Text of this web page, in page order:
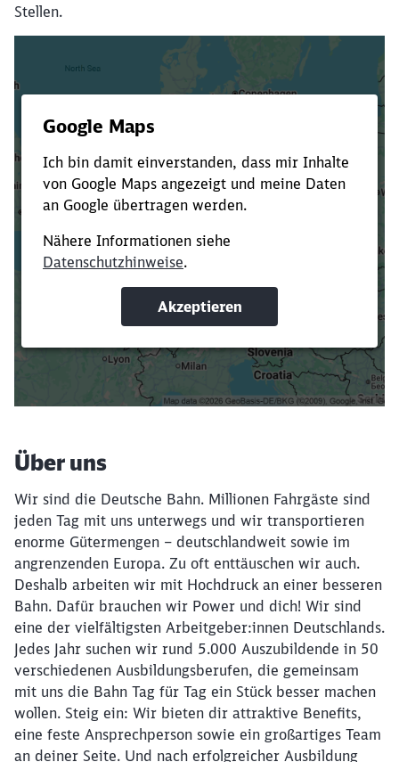
Stellen.
Verkürze die Ladezeit, indem du Suchbegriffe
oder Filter hinzufügst.
Suchbegriffe eingeben
Filter setzen
Über uns
Wir sind die Deutsche Bahn. Millionen Fahrgäste sind
jeden Tag mit uns unterwegs und wir transportieren
enorme Gütermengen – deutschlandweit sowie im
angrenzenden Europa. Zu oft enttäuschen wir auch.
Deshalb arbeiten wir mit Hochdruck an einer besseren
Bahn. Dafür brauchen wir Power und dich! Wir sind
eine der vielfältigsten Arbeitgeber:innen Deutschlands.
Jedes Jahr suchen wir rund 5.000 Auszubildende in 50
verschiedenen Ausbildungsberufen, die gemeinsam
mit uns die Bahn Tag für Tag ein Stück besser machen
wollen. Steig ein: Wir bieten dir attraktive Benefits,
eine feste Ansprechperson sowie ein großartiges Team
an deiner Seite. Und nach erfolgreicher Ausbildung